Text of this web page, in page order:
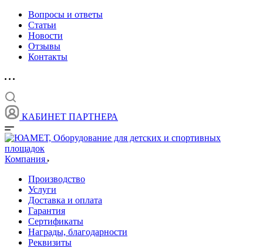
Вопросы и ответы
Статьи
Новости
Отзывы
Контакты
КАБИНЕТ ПАРТНЕРА
Компания
Производство
Услуги
Доставка и оплата
Гарантия
Сертификаты
Награды, благодарности
Реквизиты